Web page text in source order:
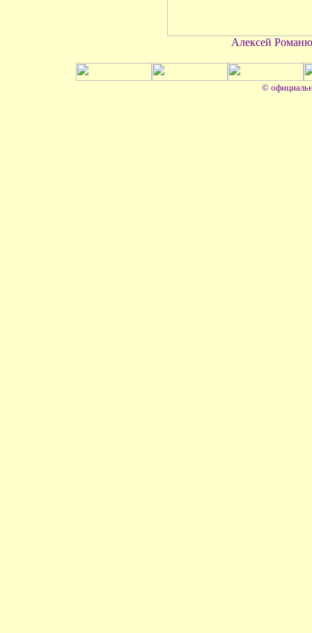
Алексей
©